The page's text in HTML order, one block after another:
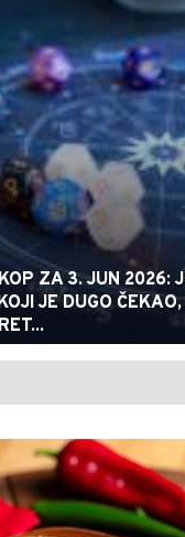
ZA 3. JUN 2026:
JE DUGO